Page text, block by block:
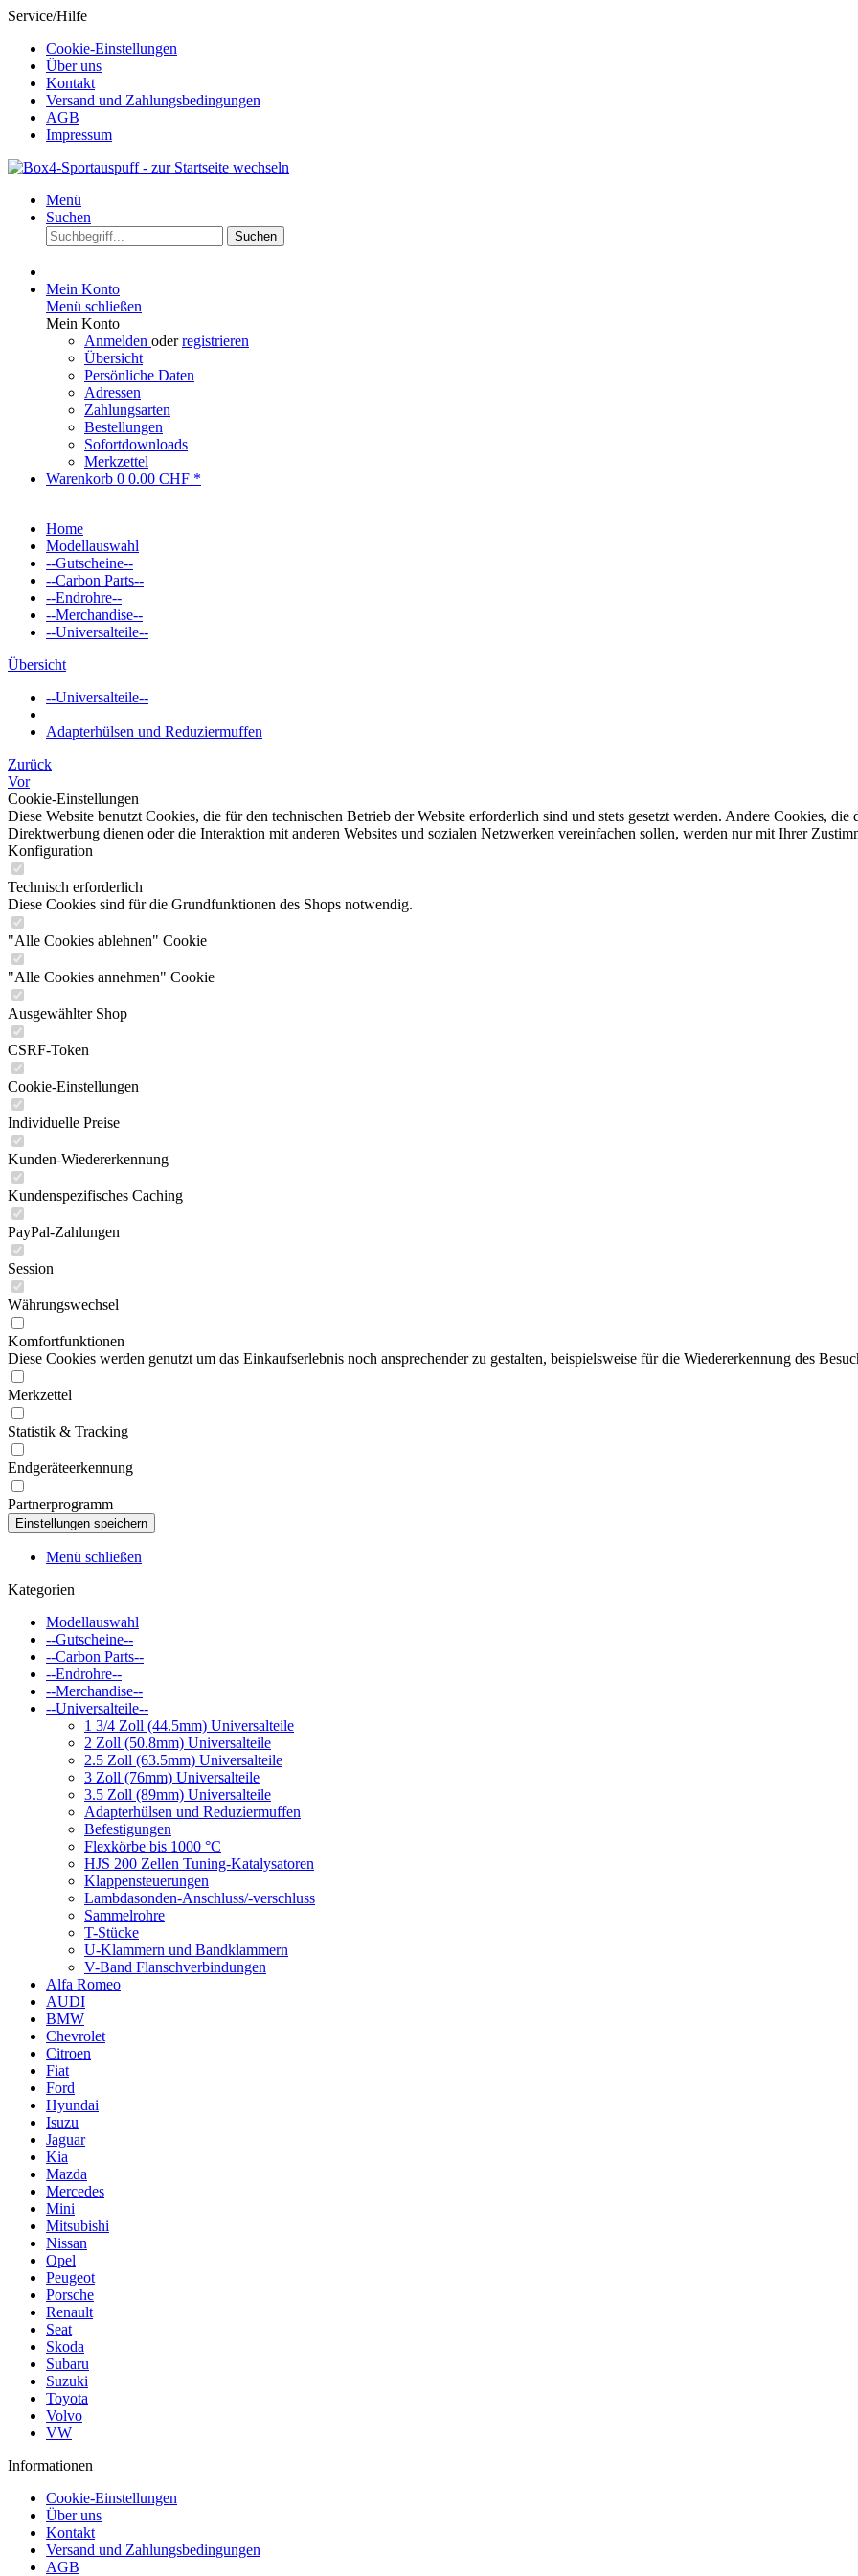
Service/Hilfe
Cookie-Einstellungen
Über uns
Kontakt
Versand und Zahlungsbedingungen
AGB
Impressum
Menü
Suchen
Suchen
Mein Konto
Menü schließen
Mein Konto
Anmelden oderregistrieren
Übersicht
Persönliche Daten
Adressen
Zahlungsarten
Bestellungen
Sofortdownloads
Merkzettel
Warenkorb 0 0.00 CHF *
Home
Modellauswahl
--Gutscheine--
--Carbon Parts--
--Endrohre--
--Merchandise--
--Universalteile--
Übersicht
--Universalteile--
Adapterhülsen und Reduziermuffen
Zurück
Vor
Cookie-Einstellungen
Diese Website benutzt Cookies, die für den technischen Betrieb der Website erforderlich sind und stets gesetzt werden. Andere Cookies,
Direktwerbung dienen oder die Interaktion mit anderen Websites und sozialen Netzwerken vereinfachen sollen, werden nur mit Ihrer
Konfiguration
Technisch erforderlich
Diese Cookies sind für die Grundfunktionen des Shops notwendig.
"Alle Cookies ablehnen" Cookie
"Alle Cookies annehmen" Cookie
Ausgewählter Shop
CSRF-Token
Cookie-Einstellungen
Individuelle Preise
Kunden-Wiedererkennung
Kundenspezifisches Caching
PayPal-Zahlungen
Session
Währungswechsel
Komfortfunktionen
Diese Cookies werden genutzt um das Einkaufserlebnis noch ansprechender zu gestalten, beispielsweise für die Wiedererkennung des
Merkzettel
Statistik & Tracking
Endgeräteerkennung
Partnerprogramm
Menü schließen
Kategorien
Modellauswahl
--Gutscheine--
--Carbon Parts--
--Endrohre--
--Merchandise--
--Universalteile--
1 3/4 Zoll (44.5mm) Universalteile
2 Zoll (50.8mm) Universalteile
2.5 Zoll (63.5mm) Universalteile
3 Zoll (76mm) Universalteile
3.5 Zoll (89mm) Universalteile
Adapterhülsen und Reduziermuffen
Befestigungen
Flexkörbe bis 1000 °C
HJS 200 Zellen Tuning-Katalysatoren
Klappensteuerungen
Lambdasonden-Anschluss/-verschluss
Sammelrohre
T-Stücke
U-Klammern und Bandklammern
V-Band Flanschverbindungen
Alfa Romeo
AUDI
BMW
Chevrolet
Citroen
Fiat
Ford
Hyundai
Isuzu
Jaguar
Kia
Mazda
Mercedes
Mini
Mitsubishi
Nissan
Opel
Peugeot
Porsche
Renault
Seat
Skoda
Subaru
Suzuki
Toyota
Volvo
VW
Informationen
Cookie-Einstellungen
Über uns
Kontakt
Versand und Zahlungsbedingungen
AGB